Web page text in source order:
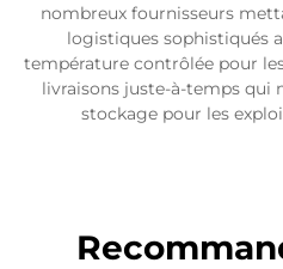
nombreux fournisseurs
logistiques sophistiqués
température contrôlée pour
livraisons juste-à-temps qui
stockage pour les